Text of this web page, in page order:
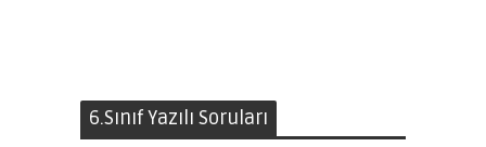
6.Sınıf Yazılı Soruları